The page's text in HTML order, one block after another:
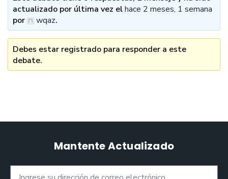
actualizado por última vez elhace 2 meses, 1 semana
por
wqaz.
Debes estar registrado para responder a este
debate.
Mantente Actualizado